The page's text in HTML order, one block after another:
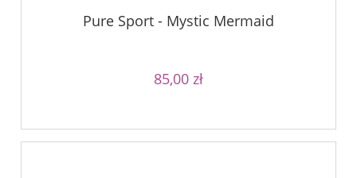
Pure Sport - Mystic Mermaid
85,00 zł